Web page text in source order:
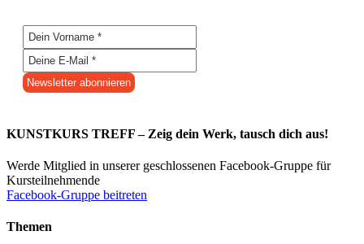
KUNSTKURS TREFF – Zeig dein Werk, tausch dich aus!
Werde Mitglied in unserer geschlossenen Facebook-Gruppe für
Kursteilnehmende
Facebook-Gruppe beitreten
Themen